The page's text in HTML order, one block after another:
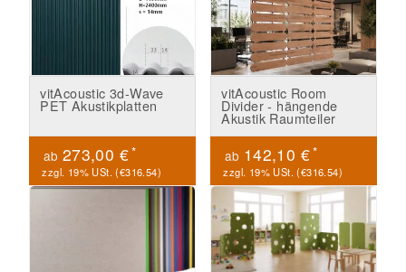
vitAcoustic 3d-Wave
PET Akustikplatten
ab 273,00 €*
zzgl. 19% USt. (€316.54)
vitAcoustic Room
Divider - hängende
Akustik Raumteiler
ab 142,10 €*
zzgl. 19% USt. (€316.54)